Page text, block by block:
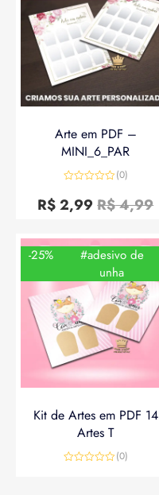
Arte em PDF –
MINI_6_PAR
0
de
(0)
R$4,99
R$2,99
-25%
#adesivo de
unha
Kit de Artes em PDF 14
Artes T
(0)